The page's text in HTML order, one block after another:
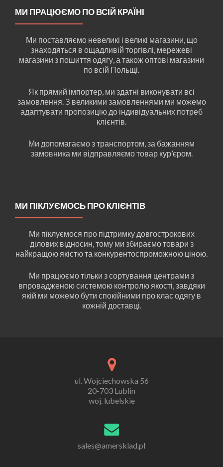
МИ ПРАЦЮЄМО ПО ВСІЙ КРАЇНІ
Ми поставляємо невеликі і великі магазини, що
знаходяться в ощадливій торгівлі, мережеві
магазини з пошиття одягу, а також оптові магазини
по всій Польщі.
Як прямий імпортер, ми здатні виконувати всі
замовлення. З великими замовленнями ми можемо
адаптувати пропозицію до індивідуальних потреб
клієнтів.
Ми допомагаємо з транспортом, за бажанням
замовника ми відправляємо товар кур’єром.
МИ ПІКЛУЄМОСЬ ПРО КЛІЄНТІВ
Ми піклуємося про підтримку довгострокових
ділових відносин, тому ми збираємо товари з
найкращою якістю та конкурентоспроможною ціною.
Ми працюємо тільки з сортування центрами з
впровадженою системою контролю якості, завдяки
якій ми можемо бути спокійними про клас одягу в
кожній доставці.
ul. Wojciechowska 56
20-703 Lublin
woj. lubelskie
sales@amersklad.pl